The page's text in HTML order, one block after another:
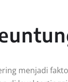
menjadi